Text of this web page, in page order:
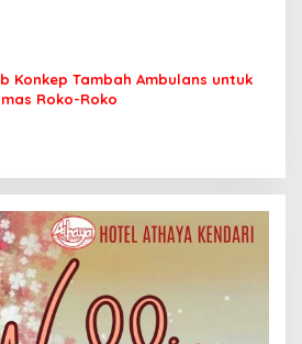
Konkep Tambah Ambulans untuk
Roko-Roko